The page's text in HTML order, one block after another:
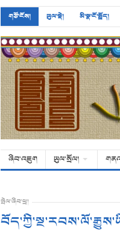
གཙོ་ངོས། ཡུལ་སྡེ། མི་སྣ་ངོ་སྤྲོད།
ཞིབ་འཇུག ཡུལ་སྲོལ།
སྤེལ་ཞིབ་ཕྲ།